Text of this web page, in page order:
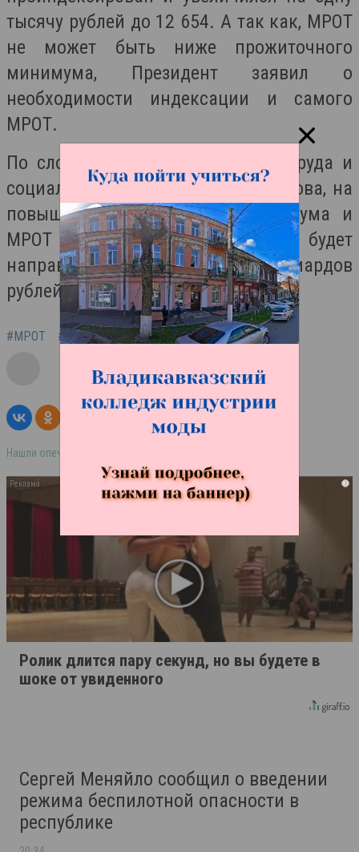
тысячу рублей до 12 654. А так как, МРОТ
не может быть ниже прожиточного
минимума, Президент заявил о
необходимости индексации и самого
МРОТ.
По словам Главы Министерства труда и
социальной защиты Антона Котякова, на
повышение прожиточного минимума и
МРОТ из федерального бюджета будет
направлено порядка 30 миллиардов
рублей.
#МРОТ #Прожиточный минимум #Путин
Нашли опечатку в тексте? Выделите её и нажмите ctrl+enter
i
Ролик длится пару секунд, но вы будете в
шоке от увиденного
Сергей Меняйло сообщил о введении
режима беспилотной опасности в
республике